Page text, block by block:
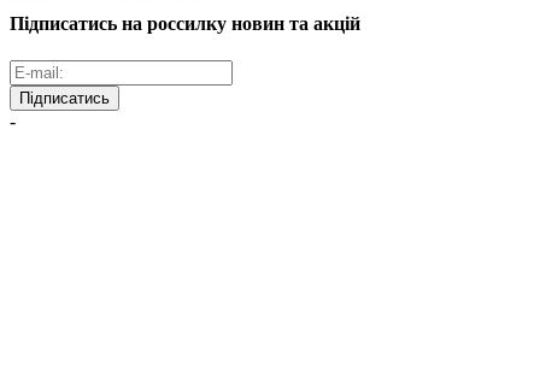
Підписатись на россилку новин та акцій
Підписатись
-